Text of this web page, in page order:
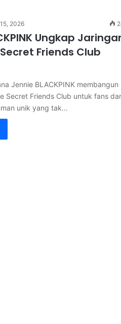
2026
Ungkap
Friends Club
Jennie BLACKPINK membangun
Secret Friends Club untuk fans
unik yang tak…